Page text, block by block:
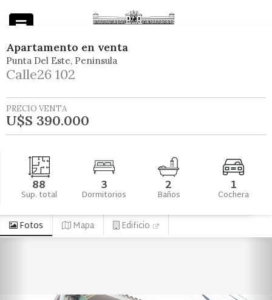
Apartamento en venta
Punta Del Este Peninsula
Calle26 102
PRECIO VENTA
U$S 390.000
88
Sup. total 3
Dormitorios 2
Baños 1
Cochera
Fotos Mapa Edificio